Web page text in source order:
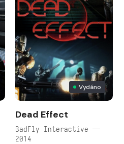
Vydáno
Dead Effect
BadFly Interactive —
2014